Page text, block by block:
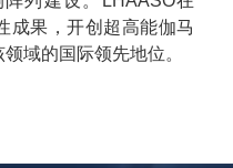
成果，开创超高能伽马
域的国际领先地位。